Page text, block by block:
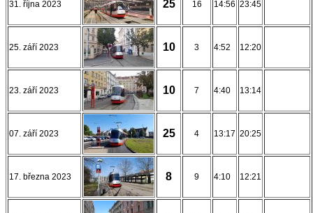
31. října 2023 25 16 14:56 23:45
25. září 2023 10 3 4:52 12:20
23. září 2023 10 7 4:40 13:14
07. září 2023 25 4 13:17 20:25
17. března 2023 8 9 4:10 12:21